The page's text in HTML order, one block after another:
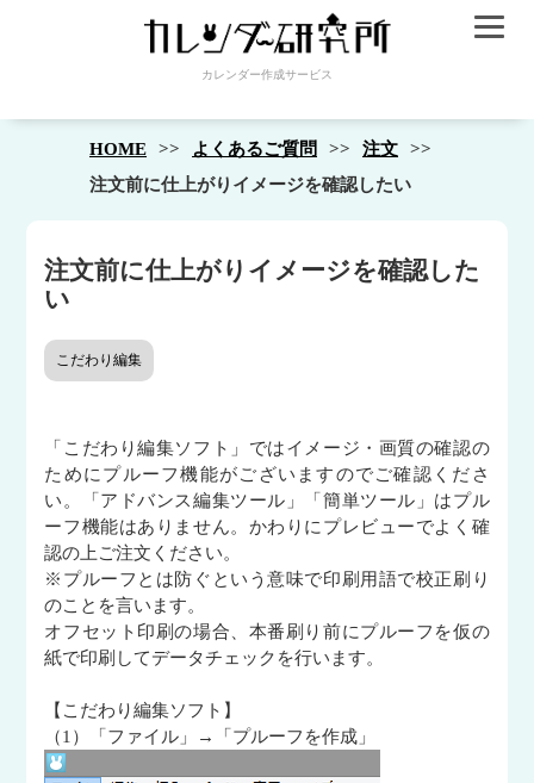
カレンダー作成サービス
HOME よくあるご質問
注文
注文前に仕上がりイメージを確認したい
注文前に仕上がりイメージを確認した
い
こだわり編集
「こだわり編集ソフト」ではイメージ・画質の確認の
ためにプルーフ機能がございますのでご確認くださ
い。「アドバンス編集ツール」「簡単ツール」はプル
ーフ機能はありません。かわりにプレビューでよく確
認の上ご注文ください。
※プルーフとは防ぐという意味で印刷用語で校正刷り
のことを言います。
オフセット印刷の場合、本番刷り前にプルーフを仮の
紙で印刷してデータチェックを行います。
【こだわり編集ソフト】
（1）「ファイル」→「プルーフを作成」